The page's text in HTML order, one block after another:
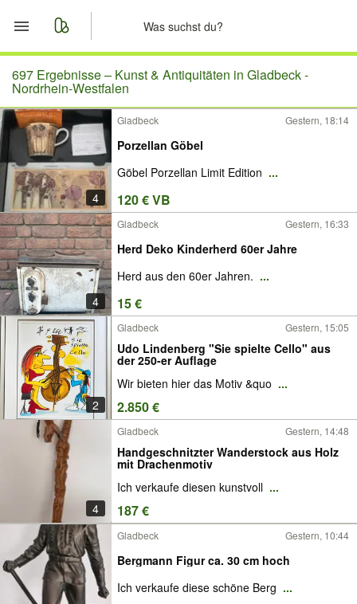
Start
Merkliste
Nachrichten
Anzeige aufgeben
697 Ergebnisse – Kunst & Antiquitäten in Gladbeck -
Nordrhein-Westfalen
4
Gladbeck Gestern, 18:14
Porzellan Göbel
Göbel Porzellan Limit Edition ...
120 € VB
4
Gladbeck Gestern, 16:33
Herd Deko Kinderherd 60er Jahre
Herd aus den 60er Jahren. ...
15 €
2
Gladbeck Gestern, 15:05
Udo Lindenberg "Sie spielte Cello" aus
der 250-er Auflage
Wir bieten hier das Motiv &quo ...
2.850 €
4
Gladbeck Gestern, 14:48
Handgeschnitzter Wanderstock aus Holz
mit Drachenmotiv
Ich verkaufe diesen kunstvoll ...
187 €
Gladbeck Gestern, 10:44
Bergmann Figur ca. 30 cm hoch
Ich verkaufe diese schöne Berg ...